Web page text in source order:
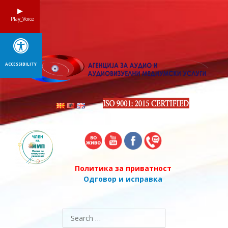
Политика за приватност
Одговор и исправка
Search
for:
Play_Voice
ACCESSIBILITY